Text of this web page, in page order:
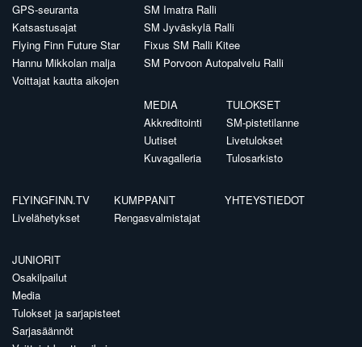
GPS-seuranta
Katsastusajat
Flying Finn Future Star
Hannu Mikkolan malja
Voittajat kautta aikojen
SM Imatra Ralli
SM Jyväskylä Ralli
Fixus SM Ralli Kitee
SM Porvoon Autopalvelu Ralli
MEDIA
Akkreditointi
Uutiset
Kuvagalleria
TULOKSET
SM-pistetilanne
Livetulokset
Tulosarkisto
FLYINGFINN.TV
Livelähetykset
KUMPPANIT
Rengasvalmistajat
YHTEYSTIEDOT
JUNIORIT
Osakilpailut
Media
Tulokset ja sarjapisteet
Sarjasäännöt